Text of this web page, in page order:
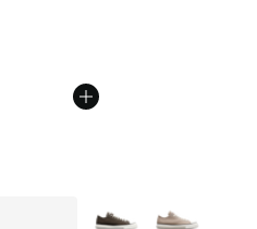
Plus de couleurs